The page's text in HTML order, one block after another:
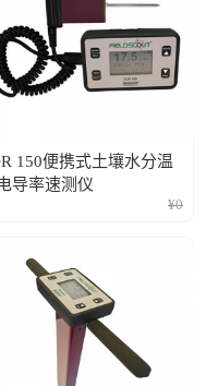
150便携式土壤水分温
导率速测仪
¥0